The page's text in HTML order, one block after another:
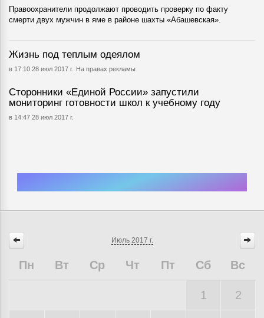
Правоохранители продолжают проводить проверку по факту
смерти двух мужчин в яме в районе шахты «Абашевская».
Жизнь под теплым одеялом
в 17:10 28 июл 2017 г. На правах рекламы
Сторонники «Единой России» запустили
мониторинг готовности школ к учебному году
в 14:47 28 июл 2017 г.
Июль 2017 г.
Пн Вт Ср Чт Пт Сб Вс
1 2